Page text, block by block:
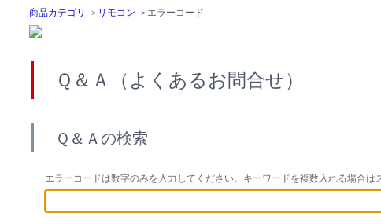
商品カテゴリ > リモコン > エラーコード
Ｑ＆Ａ（よくあるお問合せ）
Ｑ＆Ａの検索
エラーコードは数字のみを入力してください。キーワードを複数入れる場合